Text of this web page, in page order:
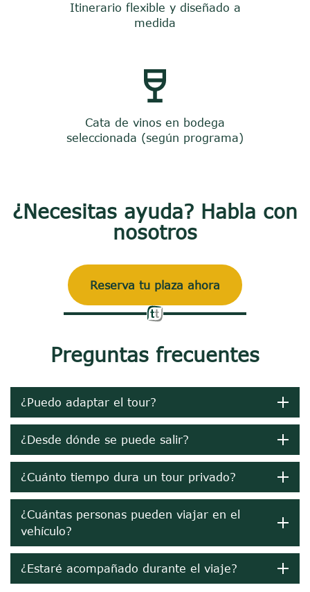
Itinerario flexible y diseñado a
medida
Cata de vinos en bodega
seleccionada (según programa)
¿Necesitas ayuda? Habla con
nosotros
Reserva tu plaza ahora
Preguntas frecuentes
¿Puedo adaptar el tour?
¿Desde dónde se puede salir?
¿Cuánto tiempo dura un tour privado?
¿Cuántas personas pueden viajar en el
vehículo?
¿Estaré acompañado durante el viaje?